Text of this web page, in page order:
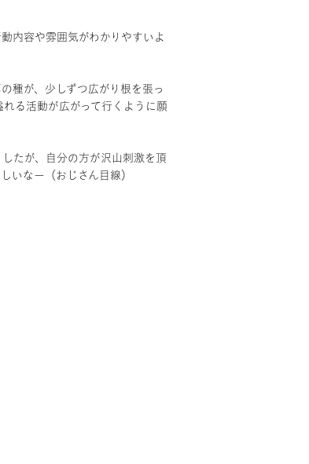
内容や雰囲気がわかりやすいよ
種が、少しずつ広がり根を張っ
る活動が広がって行くように願
たが、自分の方が沢山刺激を頂
いなー（おじさん目線）